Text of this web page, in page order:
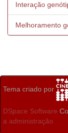
Interação
Melhoramento
Tema criado por
DSpace Software
a administração